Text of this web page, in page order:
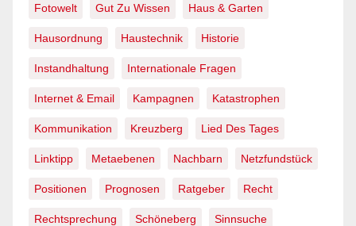
Fotowelt Gut Zu Wissen Haus & Garten
Hausordnung Haustechnik Historie
Instandhaltung Internationale Fragen
Internet & Email Kampagnen Katastrophen
Kommunikation Kreuzberg Lied Des Tages
Linktipp Metaebenen Nachbarn Netzfundstück
Positionen Prognosen Ratgeber Recht
Rechtsprechung Schöneberg Sinnsuche